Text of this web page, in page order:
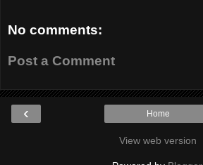
No comments:
Post a Comment
‹ Home
View web version